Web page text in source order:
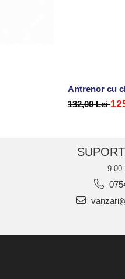
Antrenor cu
132,00 Lei